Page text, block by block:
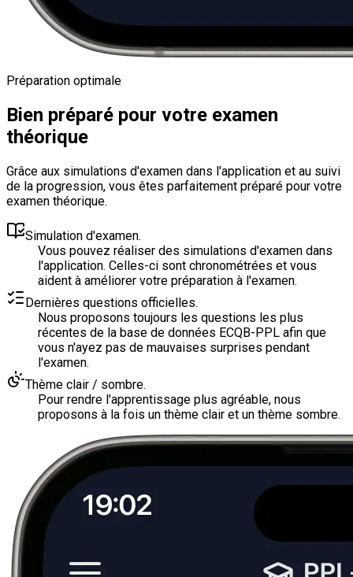
Préparation optimale
Bien préparé pour votre examen
théorique
Grâce aux simulations d'examen dans l'application et au suivi
de la progression, vous êtes parfaitement préparé pour votre
examen théorique.
Simulation d'examen.
Vous pouvez réaliser des simulations d'examen dans
l'application. Celles-ci sont chronométrées et vous
aident à améliorer votre préparation à l'examen.
Dernières questions officielles.
Nous proposons toujours les questions les plus
récentes de la base de données ECQB-PPL afin que
vous n'ayez pas de mauvaises surprises pendant
l'examen.
Thème clair / sombre.
Pour rendre l'apprentissage plus agréable, nous
proposons à la fois un thème clair et un thème sombre.